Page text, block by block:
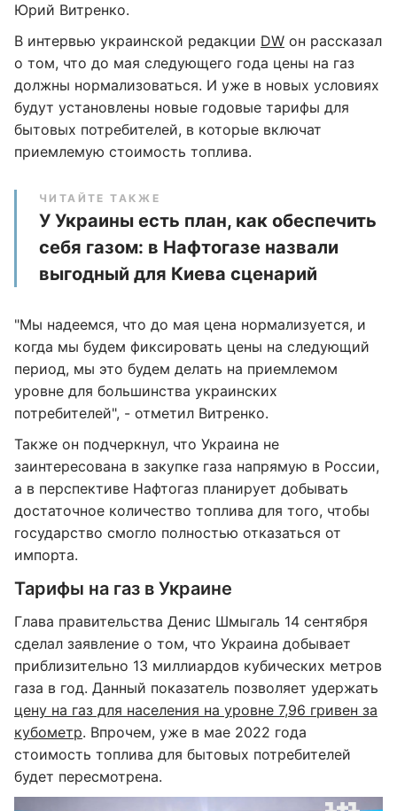
Юрий Витренко.
В интервью украинской редакции DW он рассказал
о том, что до мая следующего года цены на газ
должны нормализоваться. И уже в новых условиях
будут установлены новые годовые тарифы для
бытовых потребителей, в которые включат
приемлемую стоимость топлива.
ЧИТАЙТЕ ТАКЖЕ
У Украины есть план, как обеспечить
себя газом: в Нафтогазе назвали
выгодный для Киева сценарий
"Мы надеемся, что до мая цена нормализуется, и
когда мы будем фиксировать цены на следующий
период, мы это будем делать на приемлемом
уровне для большинства украинских
потребителей", - отметил Витренко.
Также он подчеркнул, что Украина не
заинтересована в закупке газа напрямую в России,
а в перспективе Нафтогаз планирует добывать
достаточное количество топлива для того, чтобы
государство смогло полностью отказаться от
импорта.
Тарифы на газ в Украине
Глава правительства Денис Шмыгаль 14 сентября
сделал заявление о том, что Украина добывает
приблизительно 13 миллиардов кубических метров
газа в год. Данный показатель позволяет удержать
цену на газ для населения на уровне 7,96 гривен за
кубометр. Впрочем, уже в мае 2022 года
стоимость топлива для бытовых потребителей
будет пересмотрена.